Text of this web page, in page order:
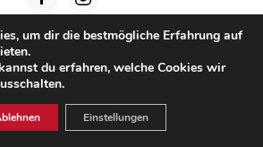
zu weiteren Restaurants
um dir die bestmögliche Erfahrung auf
kannst du erfahren, welche Cookies wir
Einstellungen